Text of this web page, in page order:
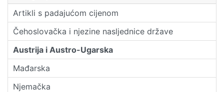
Artikli s padajućom cijenom
Čehoslovačka i njezine nasljednice države
Austrija i Austro-Ugarska
Mađarska
Njemačka